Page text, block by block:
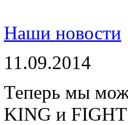
Наши новости
11.09.2014
Теперь мы
KING и